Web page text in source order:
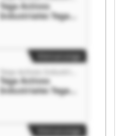
Tega Activos
Industriales Tega
Tega Activos
Industriales Tega
Kleinanzeige
Kleinanzeige